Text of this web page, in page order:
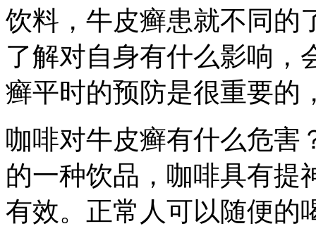
饮料，牛皮癣患就不同的
了解对自身有什么影响，
癣平时的预防是很重要的
咖啡对牛皮癣有什么危害
的一种饮品，咖啡具有提
有效。正常人可以随便的